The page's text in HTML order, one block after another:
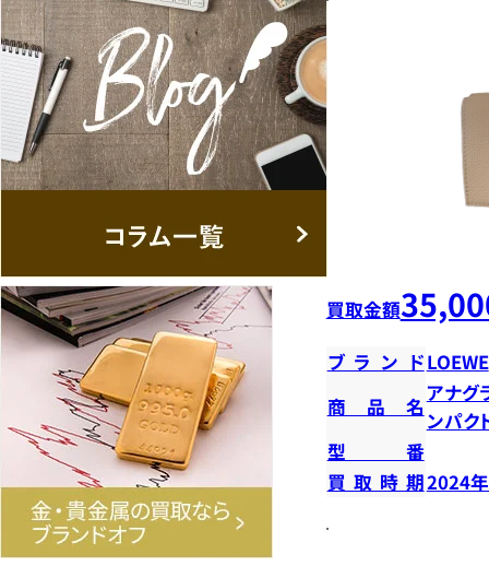
買取金額
ブランドLOEWE
商品名
アナグ
ンパク
型番
買取時期2024